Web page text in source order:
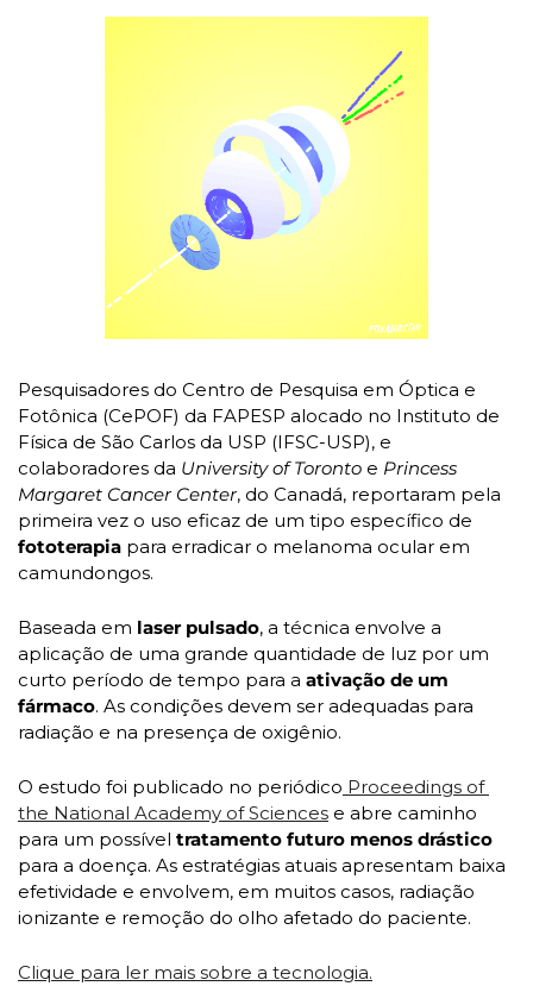
Pesquisadores do Centro de Pesquisa em Óptica e
Fotônica (CePOF) da FAPESP alocado no Instituto de
Física de São Carlos da USP (IFSC-USP), e
colaboradores da University of Toronto e Princess
Margaret Cancer Center, do Canadá, reportaram pela
fototerapia para erradicar o melanoma ocular em
camundongos.
Baseada em laser pulsado, a técnica envolve a
aplicação de uma grande quantidade de luz por um
curto período de tempo para a ativação de um
fármaco. As condições devem ser adequadas para
radiação e na presença de oxigênio.
O estudo foi publicado no periódico Proceedings of
the National Academy of Sciences e abre caminho
para um possível
para a doença. As estratégias atuais apresentam baixa
efetividade e envolvem, em muitos casos, radiação
ionizante e remoção do olho afetado do paciente.
Clique para ler mais sobre a tecnologia.